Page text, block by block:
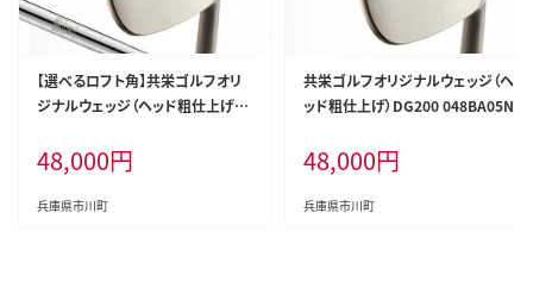
【選べるロフト角】共栄ゴルフオリ
ジナルウェッジ（ヘッド粗仕上げ）N
産 ゴルフクラブ ウェッジ 選べるロ
フト フォージド 軟鉄鍛造 ゴルフ用
品
48,000円
兵庫県市川町
共栄ゴルフオリジナルウェッジ（ヘ
ッド粗仕上げ）DG200 048BA05N.
48,000円
兵庫県市川町